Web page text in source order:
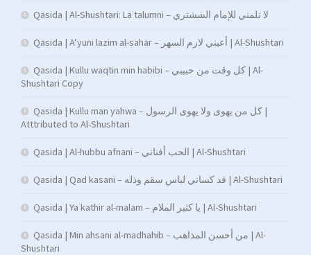
Qasida | Al-Shushtari: La talumni – لا تلمني للإمام الششتري
Qasida | A’yuni lazim al-sahar – أعيني لازم السهر | Al-Shushtari
Qasida | Kullu waqtin min habibi – كل وقت من حبيبي | Al-
Shushtari Copy
Qasida | Kullu man yahwa – كل من يهوى ولا يهوى الرسول |
Atttributed to Al-Shushtari
Qasida | Al-hubbu afnani – الحب أفناني | Al-Shushtari
Qasida | Qad kasani – قد كساني لباس سقم وذله | Al-Shushtari
Qasida | Ya kathir al-malam – يا كثير الملام | Al-Shushtari
Qasida | Min ahsani al-madhahib – من أحسن المذاهب | Al-
Shushtari